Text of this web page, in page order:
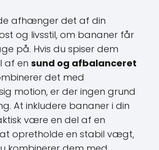
afhænger det af din
og livsstil, om bananer får
på. Hvis du spiser dem
af en sund og afbalanceret
det med
motion, er der ingen grund
At inkludere bananer i din
være en del af en
opretholde en stabil vægt,
kombinerer dem med